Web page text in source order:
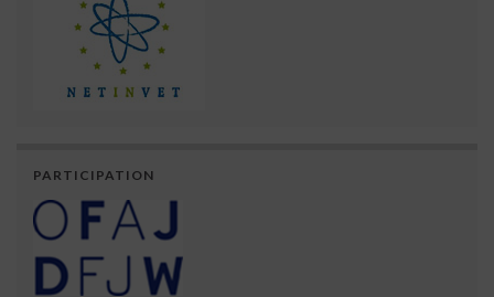
PARTICIPATION